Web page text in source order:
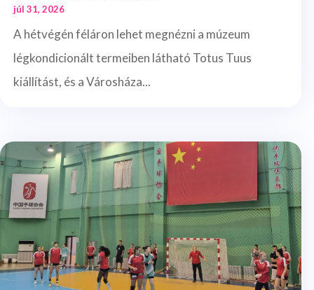
júl 31, 2026
A hétvégén féláron lehet megnézni a múzeum
légkondicionált termeiben látható Totus Tuus
kiállítást, és a Városháza...